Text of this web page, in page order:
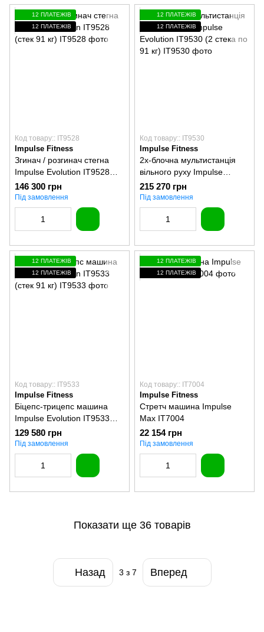
12 ПЛАТЕЖІВ
12 ПЛАТЕЖІВ
Код товару:: IT9528
Impulse Fitness
Згинач / розгинач стегна
Impulse Evolution IT9528
(стек 91 кг)
146 300 грн
Під замовлення
12 ПЛАТЕЖІВ
12 ПЛАТЕЖІВ
Код товару:: IT9530
Impulse Fitness
2х-блочна мультистанція
вільного руху Impulse
Evolution IT9530 (2 стека по
91 кг)
215 270 грн
Під замовлення
12 ПЛАТЕЖІВ
12 ПЛАТЕЖІВ
Код товару:: IT9533
Impulse Fitness
Біцепс-трицепс машина
Impulse Evolution IT9533
(стек 91 кг)
129 580 грн
Під замовлення
12 ПЛАТЕЖІВ
12 ПЛАТЕЖІВ
Код товару:: IT7004
Impulse Fitness
Стретч машина Impulse
Max IT7004
22 154 грн
Під замовлення
Показати ще 36 товарів
Назад 3 з 7 Вперед